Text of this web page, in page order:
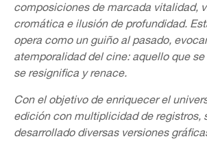
composiciones de marcada vitalidad,
cromática e ilusión de profundidad.
opera como un guiño al pasado,
atemporalidad del cine: aquello que
se resignifica y renace.
Con el objetivo de enriquecer el
edición con multiplicidad de registros,
desarrollado diversas versiones